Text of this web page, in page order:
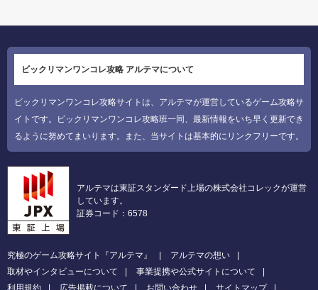
ビックリマンワンコレ攻略 アルテマについて
ビックリマンワンコレ攻略サイトは、アルテマが運営しているゲーム攻略サ
イトです。ビックリマンワンコレ攻略班一同、最新情報をいち早く更新でき
るように努めてまいります。また、当サイトは基本的にリンクフリーです。
アルテマは東証スタンダード上場の株式会社コレックが運営
しています。
証券コード：6578
究極のゲーム攻略サイト『アルテマ』
アルテマの想い
取材やインタビューについて
事業提携や公式サイトについて